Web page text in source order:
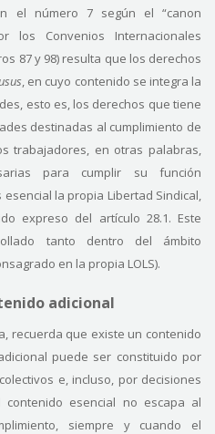
el número 7 según el “canon
los Convenios Internacionales
87 y 98) resulta que los derechos
, en cuyo contenido se integra la
esto es, los derechos que tiene
destinadas al cumplimiento de
trabajadores, en otras palabras,
para cumplir su función
la propia Libertad Sindical,
expreso del artículo 28.1. Este
tanto dentro del ámbito
en la propia LOLS).
adicional
recuerda que existe un contenido
puede ser constituido por
e, incluso, por decisiones
contenido esencial no escapa al
siempre y cuando el